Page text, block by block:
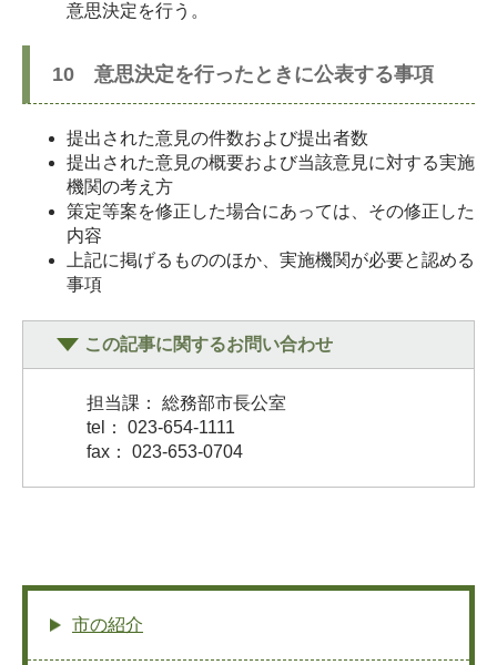
意思決定を行う。
10 意思決定を行ったときに公表する事項
提出された意見の件数および提出者数
提出された意見の概要および当該意見に対する実施
機関の考え方
策定等案を修正した場合にあっては、その修正した
内容
上記に掲げるもののほか、実施機関が必要と認める
事項
この記事に関するお問い合わせ
担当課： 総務部市長公室
tel： 023-654-1111
fax： 023-653-0704
市の紹介